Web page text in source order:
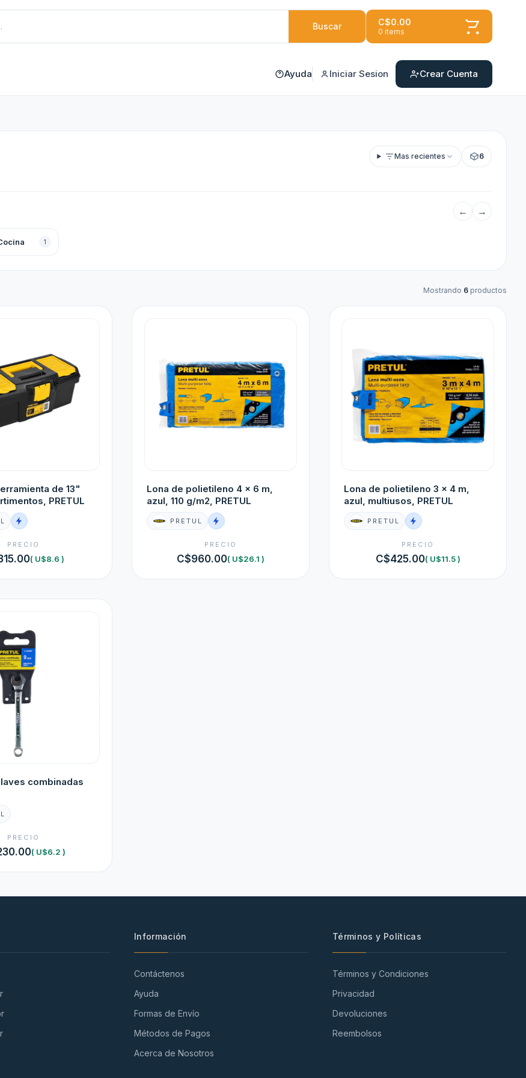
Buscar C$0.00
0 items
Ayuda Iniciar Sesion Crear Cuenta
Mas recientes 6
← →
1
Mostrando 6 productos
de 13"
PRETUL
PRECIO
( U$8.6 )
Lona de polietileno 4 x 6 m,
azul, 110 g/m2, PRETUL
PRETUL
PRECIO
C$960.00( U$26.1 )
Lona de polietileno 3 x 4 m,
azul, multiusos, PRETUL
PRETUL
PRECIO
C$425.00( U$11.5 )
combinadas
PRECIO
( U$6.2 )
Información
Contáctenos
Ayuda
Formas de Envío
Métodos de Pagos
Acerca de Nosotros
Términos y Políticas
Términos y Condiciones
Privacidad
Devoluciones
Reembolsos